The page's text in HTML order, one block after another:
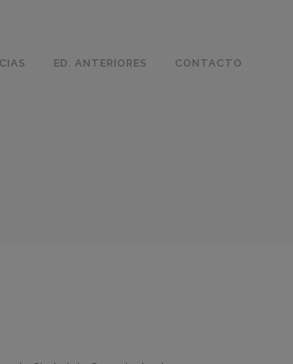
ED. ANTERIORES CONTACTO